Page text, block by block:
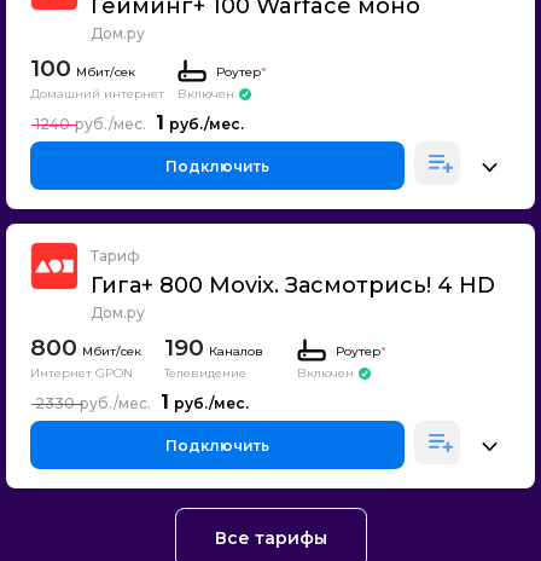
Гейминг+ 100 Warface моно
Дом.ру
100
Домашний интернет
Роутер*
Включен
1
1240
Подключить
Тариф
Гига+ 800 Movix. Засмотрись! 4 HD
Дом.ру
800
Интернет GPON
190 Каналов
Телевидение
Роутер*
Включен
1
2330
Подключить
Все тарифы